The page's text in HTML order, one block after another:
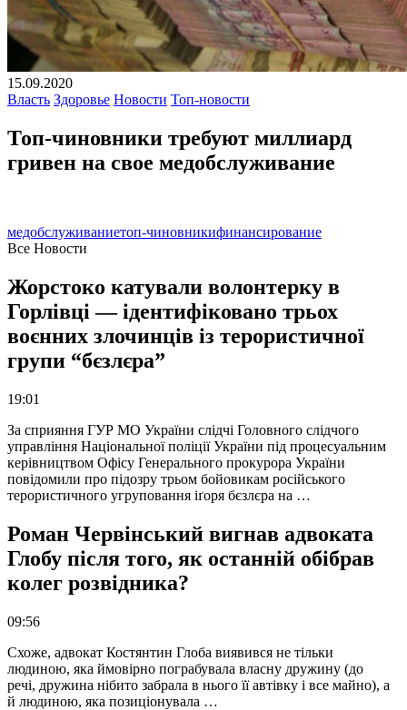
15.09.2020
Власть Здоровье Новости Топ-новости
Топ-чиновники требуют миллиард
гривен на свое медобслуживание
медобслуживаниетоп-чиновникифинансирование
Все Новости
Жорстоко катували волонтерку в
Горлівці — ідентифіковано трьох
воєнних злочинців із терористичної
групи “бєзлєра”
19:01
За сприяння ГУР МО України слідчі Головного слідчого
управління Національної поліції України під процесуальним
керівництвом Офісу Генерального прокурора України
повідомили про підозру трьом бойовикам російського
терористичного угруповання іґоря бєзлєра на …
Роман Червінський вигнав адвоката
Глобу після того, як останній обібрав
колег розвідника?
09:56
Схоже, адвокат Костянтин Глоба виявився не тільки
людиною, яка ймовірно пограбувала власну дружину (до
речі, дружина нібито забрала в нього її автівку і все майно), а
й людиною, яка позиціонувала …